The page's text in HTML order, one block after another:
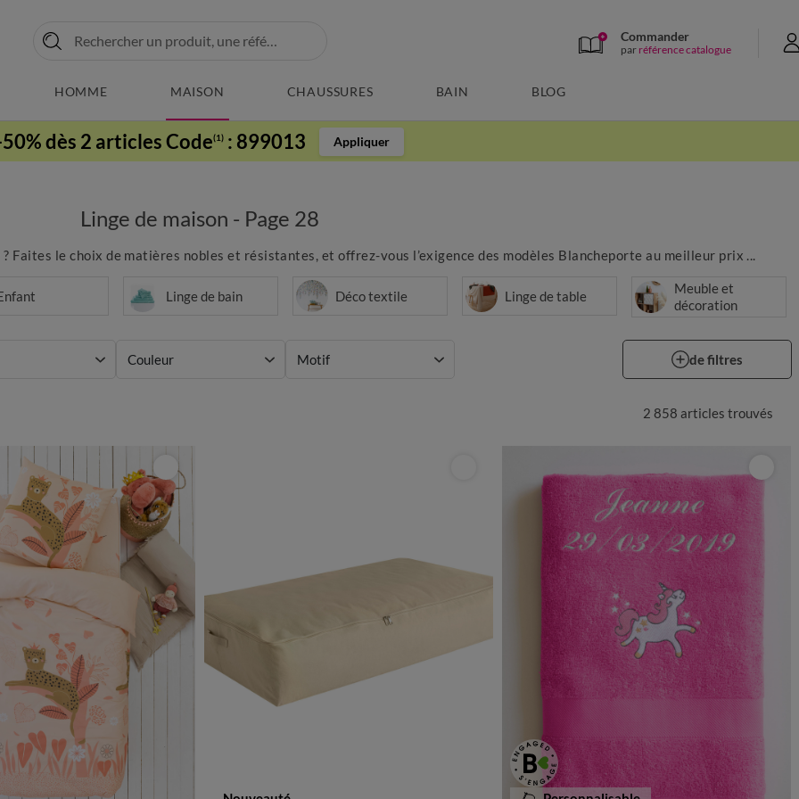
Commander
par référence catalogue
HOMME MAISON CHAUSSURES BAIN BLOG
dès 2 articles Code(1) : 899013 Appliquer
Linge de maison - Page 28
Faites le choix de matières nobles et résistantes, et offrez-vous l’exigence des modèles Blancheporte au meilleur prix ...
Linge de bain Déco textile Linge de table
Meuble et
décoration
Couleur Motif de filtres
2 858 articles trouvés